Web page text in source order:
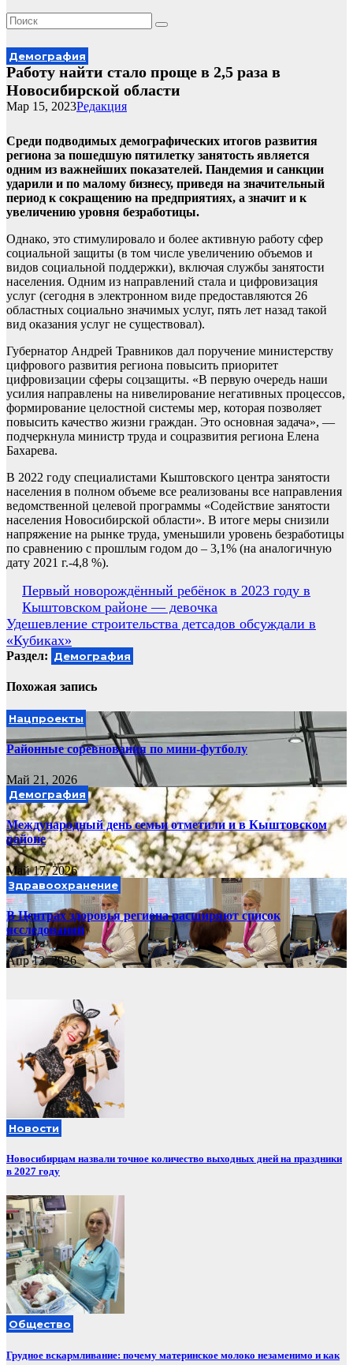
Демография
Работу найти стало проще в 2,5 раза в
Новосибирской области
Редакция
Мар 15, 2023
Среди подводимых демографических итогов развития
региона за пошедшую пятилетку занятость является
одним из важнейших показателей. Пандемия и санкции
ударили и по малому бизнесу, приведя на значительный
период к сокращению на предприятиях, а значит и к
увеличению уровня безработицы.
Однако, это стимулировало и более активную работу сфер
социальной защиты (в том числе увеличению объемов и
видов социальной поддержки), включая службы занятости
населения. Одним из направлений стала и цифровизация
услуг (сегодня в электронном виде предоставляются 26
областных социально значимых услуг, пять лет назад такой
вид оказания услуг не существовал).
Губернатор Андрей Травников дал поручение министерству
цифрового развития региона повысить приоритет
цифровизации сферы соцзащиты. «В первую очередь наши
усилия направлены на нивелирование негативных процессов,
формирование целостной системы мер, которая позволяет
повысить качество жизни граждан. Это основная задача», —
подчеркнула министр труда и соцразвития региона Елена
Бахарева.
В 2022 году специалистами Кыштовского центра занятости
населения в полном объеме все реализованы все направления
ведомственной целевой программы «Содействие занятости
населения Новосибирской области». В итоге меры снизили
напряжение на рынке труда, уменьшили уровень безработицы
по сравнению с прошлым годом до – 3,1% (на аналогичную
дату 2021 г.-4,8 %).
Навигация
по
записям
Первый новорождённый ребёнок в 2023 году в
Кыштовском районе — девочка
Удешевление строительства детсадов обсуждали в
«Кубиках»
Раздел: Демография
Похожая запись
Нацпроекты
Районные соревнования по мини-футболу
Май 21, 2026
Демография
Международный день семьи отметили и в Кыштовском
районе
Май 17, 2026
Здравоохранение
В Центрах здоровья региона расширяют список
исследований
Апр 13, 2026
Новости
Новосибирцам назвали точное количество выходных дней на праздники
в 2027 году
Общество
Грудное вскармливание: почему материнское молоко незаменимо и как